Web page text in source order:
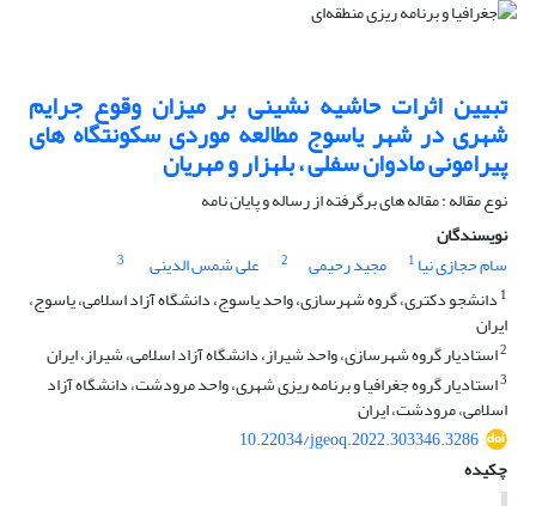
تبیین اثرات حاشیه نشینی بر میزان وقوع جرایم
شهری در شهر یاسوج مطالعه موردی سکونتگاه های
پیرامونی مادوان سفلی ، بلهزار و مهریان
نوع مقاله : مقاله های برگرفته از رساله و پایان نامه
نویسندگان
سام حجازی نیا 1 مجید رحیمی 2 علی شمس الدینی
3
1 دانشجو دکتری، گروه شهرسازی، واحد یاسوج، دانشگاه آزاد اسلامی، یاسوج،
ایران
2استادیار گروه شهرسازی، واحد شیراز، دانشگاه آزاد اسلامی، شیراز، ایران
3استادیار گروه جغرافیا و برنامه ریزی شهری، واحد مرودشت، دانشگاه آزاد
اسلامی، مرودشت، ایران
10.22034/jgeoq.2022.303346.3286
چکیده